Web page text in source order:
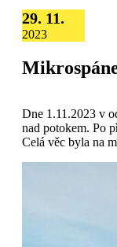
29. 11.
2023
Dne 1.11.2023 v
nad potokem. Po
Celá věc byla na